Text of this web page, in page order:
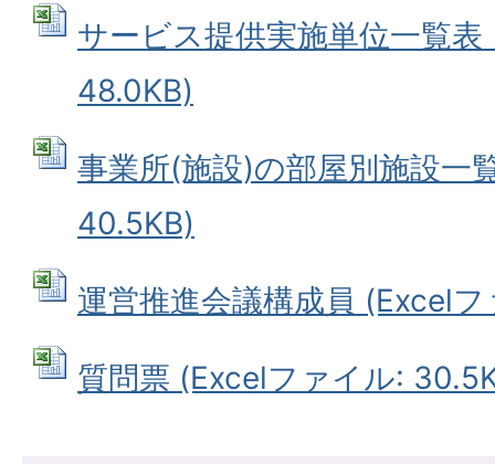
サービス提供実施単位一覧
48.0KB)
事業所(施設)の部屋別施設一
40.5KB)
運営推進会議構成員 (Excel
質問票 (Excelファイル: